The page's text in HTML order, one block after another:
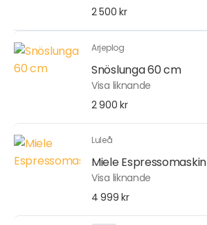
2 500 kr
Arjeplog
Snöslunga 60 cm
Visa liknande
2 900 kr
Luleå
Miele Espressomaskin
Visa liknande
4 999 kr